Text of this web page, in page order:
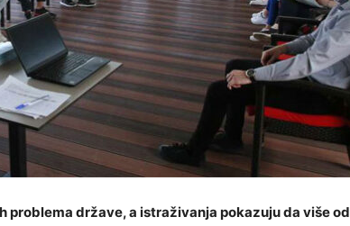
problema države, a istraživanja pokazuju da više od